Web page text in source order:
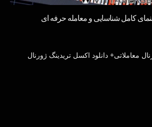
کامل شناسایی و معامله حرفه ای